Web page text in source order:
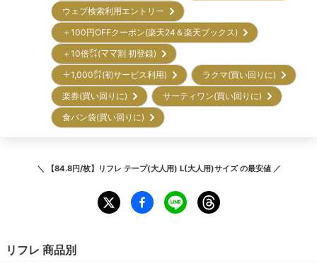
ウェブ検索利用エントリー
＋100円OFFクーポン(楽天24＆楽天ブックス)
＋10倍㌽(ママ割 初登録)
＋1,000㌽(初サービス利用)
ラクマ(買い回りに)
楽券(買い回りに)
サーティワン(買い回りに)
食パン袋(買い回りに)
＼ 【84.8円/枚】リフレ テープ(大人用) L(大人用)サイズの最安値 ／
リフレ 商品別